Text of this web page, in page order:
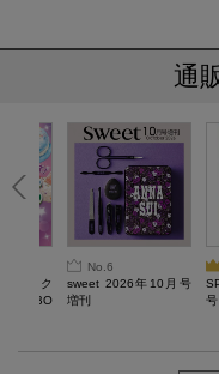
通
るスク
ぷにBO
No.6
sweet 2026年10月号
増刊
号